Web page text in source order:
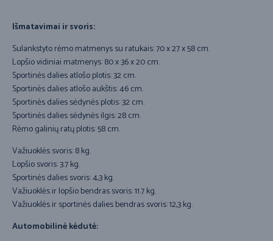
Išmatavimai ir svoris:
Sulankstyto rėmo matmenys su ratukais: 70 x 27 x 58 cm.
Lopšio vidiniai matmenys: 80 x 36 x 20 cm.
Sportinės dalies atlošo plotis: 32 cm.
Sportinės dalies atlošo aukštis: 46 cm.
Sportinės dalies sėdynės plotis: 32 cm.
Sportinės dalies sėdynės ilgis: 28 cm.
Rėmo galinių ratų plotis: 58 cm.
Važiuoklės svoris: 8 kg.
Lopšio svoris: 3.7 kg.
Sportinės dalies svoris: 4,3 kg.
Važiuoklės ir lopšio bendras svoris: 11.7 kg.
Važiuoklės ir sportinės dalies bendras svoris: 12,3 kg.
Automobilinė kėdutė: